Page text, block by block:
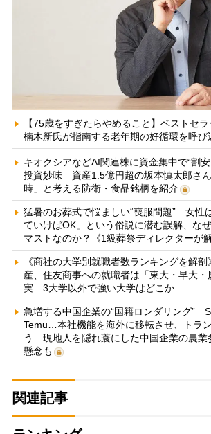
【75歳をすぎたらやめること】ベストセ
楠木新氏が指南する老年期の好循環を呼び
キオクシアなどAI関連株に資金集中で“割
投資妙味 資産1.5億円超の坂本慎太郎さ
時」と考える防衛・食品銘柄を紹介
猛暑のお葬式で悩ましい“喪服問題” 女性
ていけばOK」という俗説に潜む誤解、な
マストなのか？《1級葬祭ディレクターが解
《商社の大学別就職者数ランキングを解
産、住友商事への就職者は「東大・早大
実 3大学以外で強い大学はどこか
急増する中国企業の“国籍ロンダリング”
Temu…本社機能を海外に移転させ、トラ
う 現地人を隠れ蓑にした中国企業の農業
懸念も
関連記事